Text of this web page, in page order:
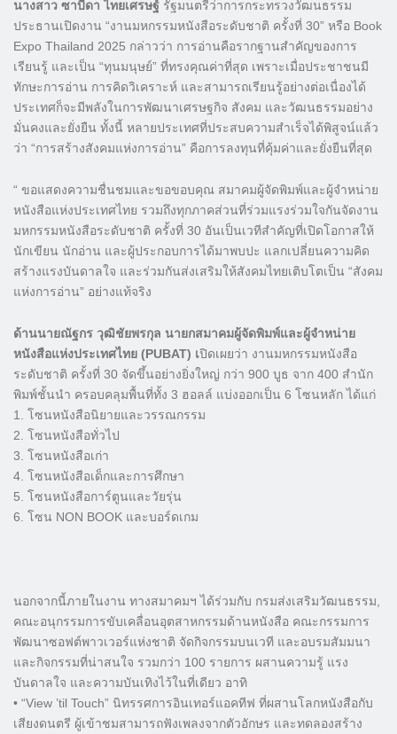
นางสาว ซาบีดา ไทยเศรษฐ์ รัฐมนตรีว่าการกระทรวงวัฒนธรรม
ประธานเปิดงาน “งานมหกรรมหนังสือระดับชาติ ครั้งที่ 30” หรือ Book
Expo Thailand 2025 กล่าวว่า การอ่านคือรากฐานสำคัญของการ
เรียนรู้ และเป็น “ทุนมนุษย์” ที่ทรงคุณค่าที่สุด เพราะเมื่อประชาชนมี
ทักษะการอ่าน การคิดวิเคราะห์ และสามารถเรียนรู้อย่างต่อเนื่องได้
ประเทศก็จะมีพลังในการพัฒนาเศรษฐกิจ สังคม และวัฒนธรรมอย่าง
มั่นคงและยั่งยืน ทั้งนี้ หลายประเทศที่ประสบความสำเร็จได้พิสูจน์แล้ว
ว่า “การสร้างสังคมแห่งการอ่าน” คือการลงทุนที่คุ้มค่าและยั่งยืนที่สุด
“ ขอแสดงความชื่นชมและขอขอบคุณ สมาคมผู้จัดพิมพ์และผู้จำหน่าย
หนังสือแห่งประเทศไทย รวมถึงทุกภาคส่วนที่ร่วมแรงร่วมใจกันจัดงาน
มหกรรมหนังสือระดับชาติ ครั้งที่ 30 อันเป็นเวทีสำคัญที่เปิดโอกาสให้
นักเขียน นักอ่าน และผู้ประกอบการได้มาพบปะ แลกเปลี่ยนความคิด
สร้างแรงบันดาลใจ และร่วมกันส่งเสริมให้สังคมไทยเติบโตเป็น “สังคม
แห่งการอ่าน” อย่างแท้จริง
ด้านนายณัฐกร วุฒิชัยพรกุล นายกสมาคมผู้จัดพิมพ์และผู้จำหน่าย
หนังสือแห่งประเทศไทย (PUBAT) เปิดเผยว่า งานมหกรรมหนังสือ
ระดับชาติ ครั้งที่ 30 จัดขึ้นอย่างยิ่งใหญ่ กว่า 900 บูธ จาก 400 สำนัก
พิมพ์ชั้นนำ ครอบคลุมพื้นที่ทั้ง 3 ฮอลล์ แบ่งออกเป็น 6 โซนหลัก ได้แก่
1. โซนหนังสือนิยายและวรรณกรรม
2. โซนหนังสือทั่วไป
3. โซนหนังสือเก่า
4. โซนหนังสือเด็กและการศึกษา
5. โซนหนังสือการ์ตูนและวัยรุ่น
6. โซน NON BOOK และบอร์ดเกม
นอกจากนี้ภายในงาน ทางสมาคมฯ ได้ร่วมกับ กรมส่งเสริมวัฒนธรรม,
คณะอนุกรรมการขับเคลื่อนอุตสาหกรรมด้านหนังสือ คณะกรรมการ
พัฒนาซอฟต์พาวเวอร์แห่งชาติ จัดกิจกรรมบนเวที และอบรมสัมมนา
และกิจกรรมที่น่าสนใจ รวมกว่า 100 รายการ ผสานความรู้ แรง
บันดาลใจ และความบันเทิงไว้ในที่เดียว อาทิ
• “View ’til Touch” นิทรรศการอินเทอร์แอคทีฟ ที่ผสานโลกหนังสือกับ
เสียงดนตรี ผู้เข้าชมสามารถฟังเพลงจากตัวอักษร และทดลองสร้าง